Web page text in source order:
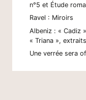
n°5 et Étude
Ravel : Miroirs
Albeniz : « Cadiz
« Triana »,
Une verrée sera